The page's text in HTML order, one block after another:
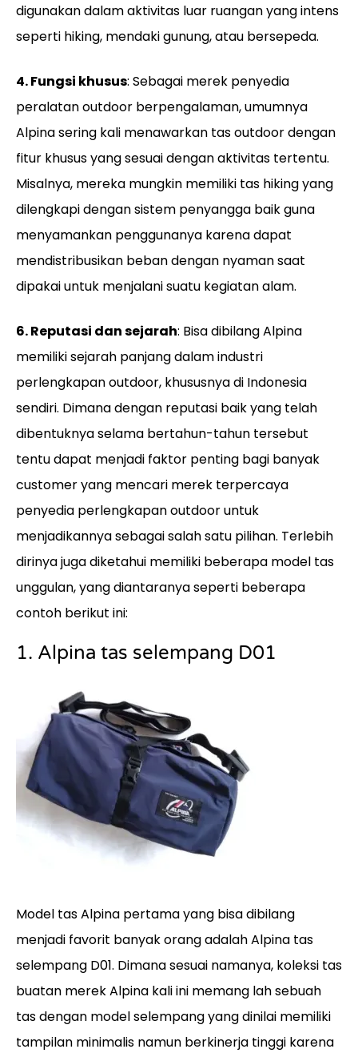
digunakan dalam aktivitas luar ruangan yang intens
seperti hiking, mendaki gunung, atau bersepeda.
4. Fungsi khusus: Sebagai merek penyedia
peralatan outdoor berpengalaman, umumnya
Alpina sering kali menawarkan tas outdoor dengan
fitur khusus yang sesuai dengan aktivitas tertentu.
Misalnya, mereka mungkin memiliki tas hiking yang
dilengkapi dengan sistem penyangga baik guna
menyamankan penggunanya karena dapat
mendistribusikan beban dengan nyaman saat
dipakai untuk menjalani suatu kegiatan alam.
6. Reputasi dan sejarah: Bisa dibilang Alpina
memiliki sejarah panjang dalam industri
perlengkapan outdoor, khususnya di Indonesia
sendiri. Dimana dengan reputasi baik yang telah
dibentuknya selama bertahun-tahun tersebut
tentu dapat menjadi faktor penting bagi banyak
customer yang mencari merek terpercaya
penyedia perlengkapan outdoor untuk
menjadikannya sebagai salah satu pilihan. Terlebih
dirinya juga diketahui memiliki beberapa model tas
unggulan, yang diantaranya seperti beberapa
contoh berikut ini:
1. Alpina tas selempang D01
Model tas Alpina pertama yang bisa dibilang
menjadi favorit banyak orang adalah Alpina tas
selempang D01. Dimana sesuai namanya, koleksi tas
buatan merek Alpina kali ini memang lah sebuah
tas dengan model selempang yang dinilai memiliki
tampilan minimalis namun berkinerja tinggi karena